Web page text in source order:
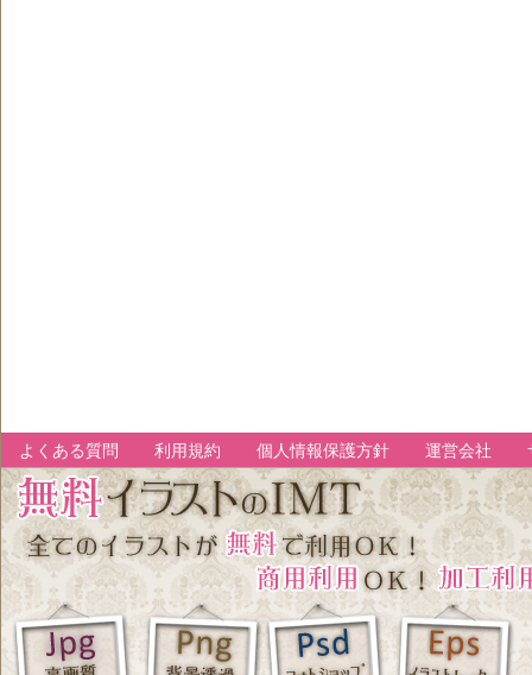
よくある質問 利用規約 個人情報保護方針 運営会社